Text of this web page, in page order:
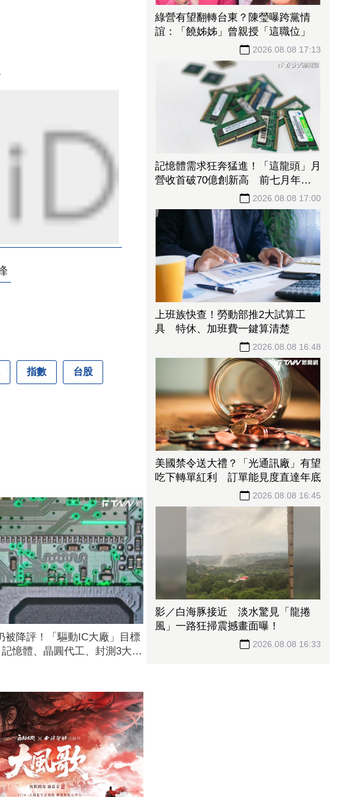
指數 台股
被降評！「驅動IC大廠」目標
憶體、晶圓代工、封測3大成
綠營有望翻轉台東？陳瑩曝跨黨情
誼：「饒姊姊」曾親授「這職位」
2026.08.08 17:13
記憶體需求狂奔猛進！「這龍頭」月
營收首破70億創新高 前七月年增
2026.08.08 17:00
上班族快查！勞動部推2大試算工
具 特休、加班費一鍵算清楚
2026.08.08 16:48
美國禁令送大禮？「光通訊廠」有望
吃下轉單紅利 訂單能見度直達年底
2026.08.08 16:45
影／白海豚接近 淡水驚見「龍捲
風」一路狂掃震撼畫面曝！
2026.08.08 16:33